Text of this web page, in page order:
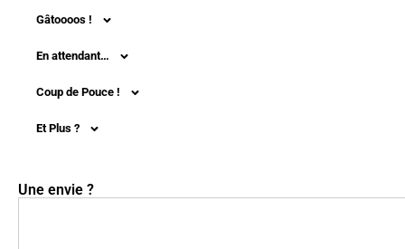
Gâtoooos !
En attendant…
Coup de Pouce !
Et Plus ?
Une envie ?